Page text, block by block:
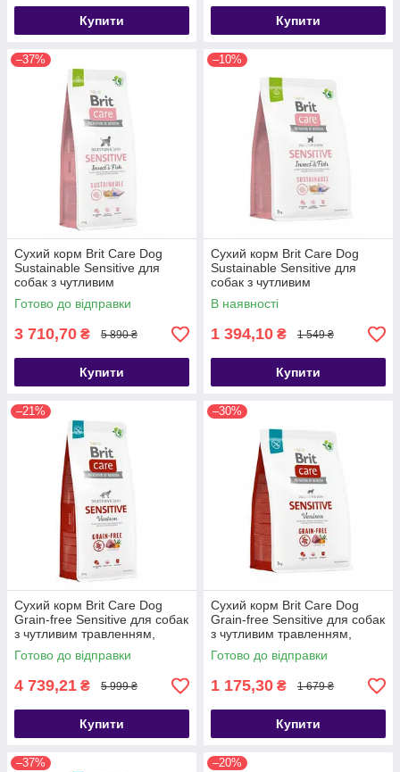
Купити Купити
–37%
Сухий корм Brit Care Dog
Sustainable Sensitive для
собак з чутливим
травленням, з рибою та
комахами, 12 кг
Готово до відправки
3 710,70 ₴ 5 890 ₴
Купити
–10%
Сухий корм Brit Care Dog
Sustainable Sensitive для
собак з чутливим
травленням, з рибою та
комахами, 3 кг
В наявності
1 394,10 ₴ 1 549 ₴
Купити
–21%
Сухий корм Brit Care Dog
Grain-free Sensitive для собак
з чутливим травленням,
беззерновий з олениною, 12
кг
Готово до відправки
4 739,21 ₴ 5 999 ₴
Купити
–30%
Сухий корм Brit Care Dog
Grain-free Sensitive для собак
з чутливим травленням,
беззерновий з олениною, 3 кг
Готово до відправки
1 175,30 ₴ 1 679 ₴
Купити
–37% –20%